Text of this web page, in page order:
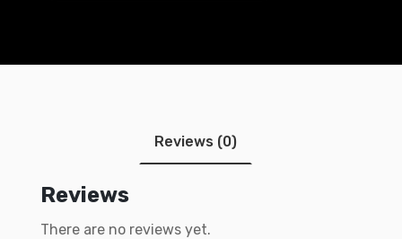
Reviews (0)
Reviews
There are no reviews yet.